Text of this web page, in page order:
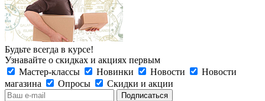
Будьте всегда в курсе!
Узнавайте о скидках и акциях первым
Мастер-классы
Новинки Новости
Новости
магазина
Опросы Скидки и акции